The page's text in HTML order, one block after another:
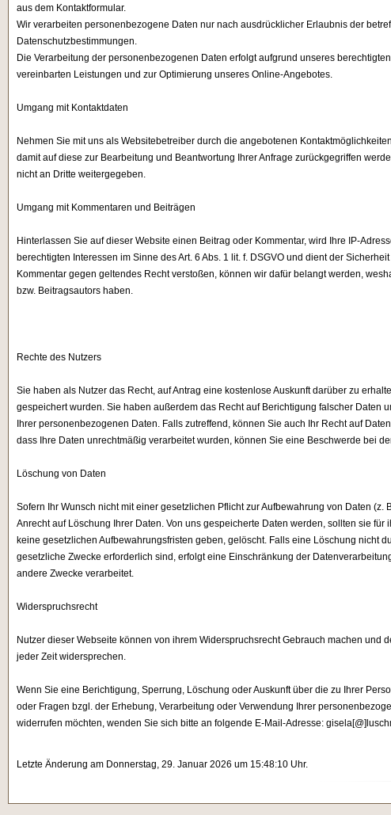
aus dem Kontaktformular.
Wir verarbeiten personenbezogene Daten nur nach ausdrücklicher Erlaubnis der
Datenschutzbestimmungen.
Die Verarbeitung der personenbezogenen Daten erfolgt aufgrund unseres
vereinbarten Leistungen und zur Optimierung unseres Online-Angebotes.
Umgang mit Kontaktdaten
Nehmen Sie mit uns als Websitebetreiber durch die angebotenen
damit auf diese zur Bearbeitung und Beantwortung Ihrer Anfrage zurückgegriffen
nicht an Dritte weitergegeben.
Umgang mit Kommentaren und Beiträgen
Hinterlassen Sie auf dieser Website einen Beitrag oder Kommentar, wird Ihre IP-
berechtigten Interessen im Sinne des Art. 6 Abs. 1 lit. f. DSGVO und dient der
Kommentar gegen geltendes Recht verstoßen, können wir dafür belangt werden,
bzw. Beitragsautors haben.
Rechte des Nutzers
Sie haben als Nutzer das Recht, auf Antrag eine kostenlose Auskunft darüber zu
gespeichert wurden. Sie haben außerdem das Recht auf Berichtigung falscher Daten
Ihrer personenbezogenen Daten. Falls zutreffend, können Sie auch Ihr Recht auf
dass Ihre Daten unrechtmäßig verarbeitet wurden, können Sie eine Beschwerde bei
Löschung von Daten
Sofern Ihr Wunsch nicht mit einer gesetzlichen Pflicht zur Aufbewahrung von Daten
Anrecht auf Löschung Ihrer Daten. Von uns gespeicherte Daten werden, sollten sie
keine gesetzlichen Aufbewahrungsfristen geben, gelöscht. Falls eine Löschung nicht
gesetzliche Zwecke erforderlich sind, erfolgt eine Einschränkung der
andere Zwecke verarbeitet.
Widerspruchsrecht
Nutzer dieser Webseite können von ihrem Widerspruchsrecht Gebrauch machen und
jeder Zeit widersprechen.
Wenn Sie eine Berichtigung, Sperrung, Löschung oder Auskunft über die zu Ihrer
oder Fragen bzgl. der Erhebung, Verarbeitung oder Verwendung Ihrer
widerrufen möchten, wenden Sie sich bitte an folgende E-Mail-Adresse:
Letzte Änderung am Donnerstag, 29. Januar 2026 um 15:48:10 Uhr.